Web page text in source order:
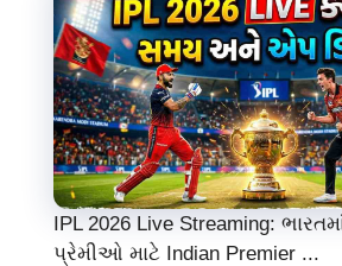
IPL 2026 Live Streaming:
પ્રેમીઓ માટે Indian Premier ...